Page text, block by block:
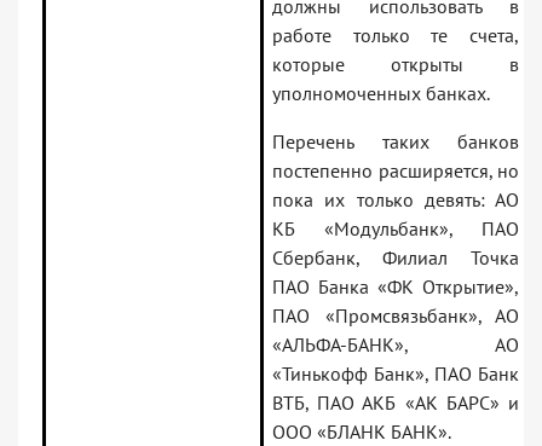
должны использовать в
работе только те счета,
которые открыты в
уполномоченных банках.
Перечень таких банков
постепенно расширяется, но
пока их только девять: АО
КБ «Модульбанк», ПАО
Сбербанк, Филиал Точка
ПАО Банка «ФК Открытие»,
ПАО «Промсвязьбанк», АО
«АЛЬФА-БАНК», АО
«Тинькофф Банк», ПАО Банк
ВТБ, ПАО АКБ «АК БАРС» и
ООО «БЛАНК БАНК».